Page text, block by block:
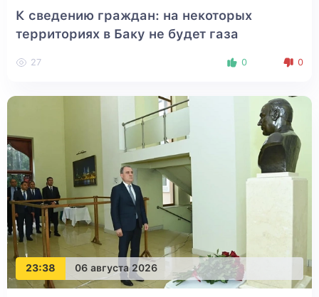
К сведению граждан: на некоторых
территориях в Баку не будет газа
27 0 0
23:38 06 августа 2026